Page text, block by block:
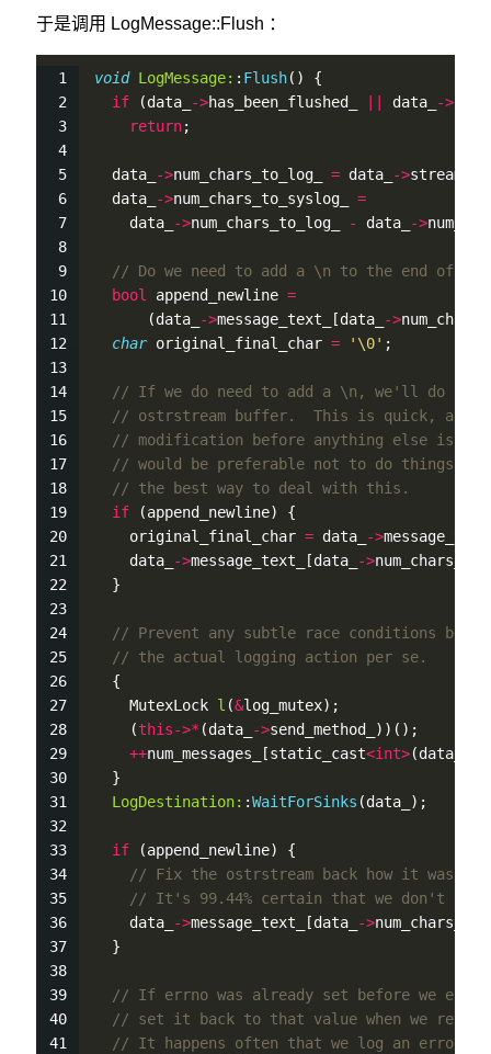
于是调用 LogMessage::Flush ：
void LogMessage: : Flush() {
if (data_ ->has_been_flushed_ data_ ->
return;
  data_
->num_chars_to_log_ = data_ ->stream_.
  data_
->num_chars_to_syslog_ =
    data_
->num_chars_to_log_ - data_ ->
// Do we need to add a \n to the end of this
bool
append_newline =
      (data_
->message_text_[data_ ->
char original_final_char = '\0' ;
// If we do need to add a \n, we'll do it
// ostrstream buffer.  This is quick, and
// modification before anything else is
// would be preferable not to do things
// the best way to deal with this.
if (append_newline) {
    original_final_char
= data_ ->
    data_
->message_text_[data_ ->
  }
// Prevent any subtle race conditions by
// the actual logging action per se.
  {
    MutexLock
l (&log_mutex);
    (
this->* (data_ ->send_method_))();
++num_messages_[static_cast<int>(data_
  }
LogDestination: :WaitForSinks (data_);
if (append_newline) {
// Fix the ostrstream back how it was
// It's 99.44% certain that we don't
    data_
->message_text_[data_ ->
  }
// If errno was already set before we
// set it back to that value when we
// It happens often that we log an error